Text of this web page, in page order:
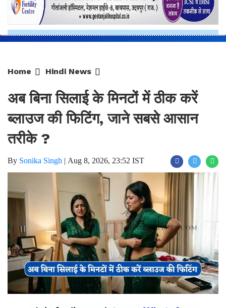
ब्लाउज की फिटिंग, जाने सबसे आसान
तरीके ?
BySonika Singh
Join for live updates onWhatsApp